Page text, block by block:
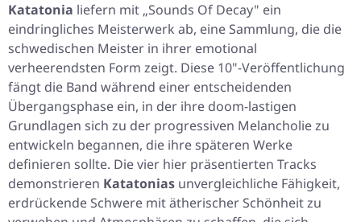
Katatonia liefern mit „Sounds Of Decay" ein
eindringliches Meisterwerk ab, eine Sammlung, die die
schwedischen Meister in ihrer emotional
verheerendsten Form zeigt. Diese 10"-Veröffentlichung
fängt die Band während einer entscheidenden
Übergangsphase ein, in der ihre doom-lastigen
Grundlagen sich zu der progressiven Melancholie zu
entwickeln begannen, die ihre späteren Werke
definieren sollte. Die vier hier präsentierten Tracks
demonstrieren Katatonias unvergleichliche Fähigkeit,
erdrückende Schwere mit ätherischer Schönheit zu